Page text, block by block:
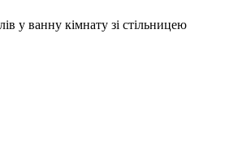
у ванну кімнату зі стільницею